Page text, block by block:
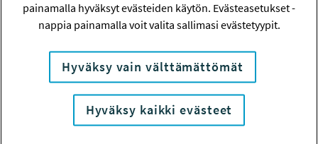
TOTEUTUSAIKA
1.6.2010 - 1.9.2010
TYÖSUOJELURAHASTON PÄÄTÖS
26.5.2010
6 000 euroa
painamalla hyväksyt evästeiden käytön. Evästeasetukset -
nappia painamalla voit valita sallimasi evästetyypit.
Hyväksy vain välttämättömät
Hyväksy kaikki evästeet